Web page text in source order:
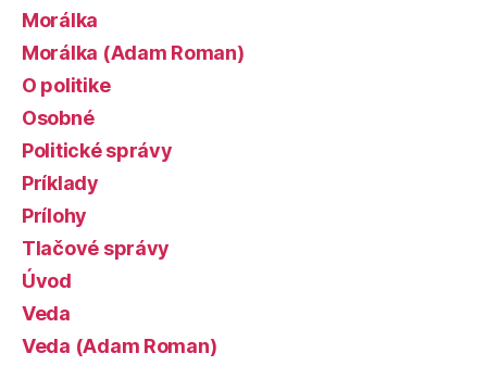
Morálka
Morálka (Adam Roman)
O politike
Osobné
Politické správy
Príklady
Prílohy
Tlačové správy
Úvod
Veda
Veda (Adam Roman)